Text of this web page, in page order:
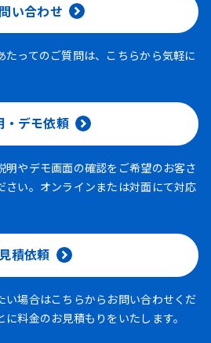
い合わせ
たってのご質問は、こちらから気軽に
・デモ依頼
明やデモ画面の確認をご希望のお客さ
さい。オンラインまたは対面にて対応
見積依頼
い場合はこちらからお問い合わせくだ
料金のお見積もりをいたします。